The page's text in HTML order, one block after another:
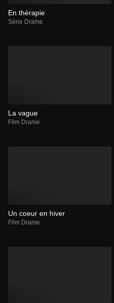
En thérapie
Série Drame
La vague
Film Drame
Un coeur en hiver
Film Drame